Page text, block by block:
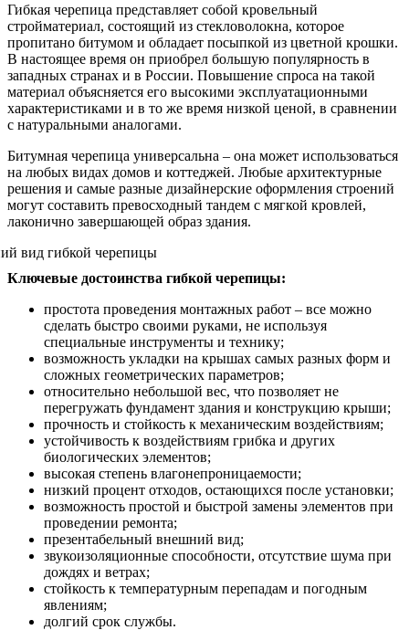
Гибкая черепица представляет собой кровельный
стройматериал, состоящий из стекловолокна, которое
пропитано битумом и обладает посыпкой из цветной крошки.
В настоящее время он приобрел большую популярность в
западных странах и в России. Повышение спроса на такой
материал объясняется его высокими эксплуатационными
характеристиками и в то же время низкой ценой, в сравнении
с натуральными аналогами.
Битумная черепица универсальна – она может использоваться
на любых видах домов и коттеджей. Любые архитектурные
решения и самые разные дизайнерские оформления строений
могут составить превосходный тандем с мягкой кровлей,
лаконично завершающей образ здания.
Ключевые достоинства гибкой черепицы:
простота проведения монтажных работ – все можно
сделать быстро своими руками, не используя
специальные инструменты и технику;
возможность укладки на крышах самых разных форм и
сложных геометрических параметров;
относительно небольшой вес, что позволяет не
перегружать фундамент здания и конструкцию крыши;
прочность и стойкость к механическим воздействиям;
устойчивость к воздействиям грибка и других
биологических элементов;
высокая степень влагонепроницаемости;
низкий процент отходов, остающихся после установки;
возможность простой и быстрой замены элементов при
проведении ремонта;
презентабельный внешний вид;
звукоизоляционные способности, отсутствие шума при
дождях и ветрах;
стойкость к температурным перепадам и погодным
явлениям;
долгий срок службы.